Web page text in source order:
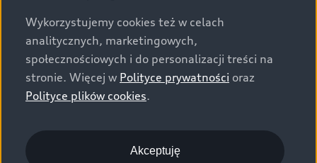
Wszystkie produkowane obecnie samochody marki Audi
są wykonywane z materiałów spełniających pod
względem możliwości odzysku i recyklingu wymagania
określone w normie ISO 22628 i są zgodne z
europejskimi świadectwami homologacji wydanymi wg
o.o. podlega obowiązkowi zapewnienia wszystkim
użytkownikom samochodów marki Volkswagen sieci
Wykorzystujemy cookies też w celach
analitycznych, marketingowych,
społecznościowych i do personalizacji treści na
stronie. Więcej w Polityce prywatności oraz
Polityce plików cookies.
Akceptuję